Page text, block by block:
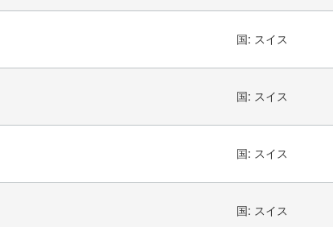
国: スイス
国: スイス
国: スイス
国: スイス